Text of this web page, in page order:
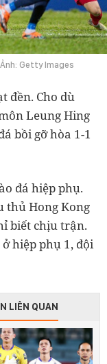
Getty Images
đền. Cho dù
Leung Hing
bồi gỡ hòa 1-1
đá hiệp phụ.
thủ Hong Kong
biết chịu trận.
hiệp phụ 1, đội
LIÊN QUAN